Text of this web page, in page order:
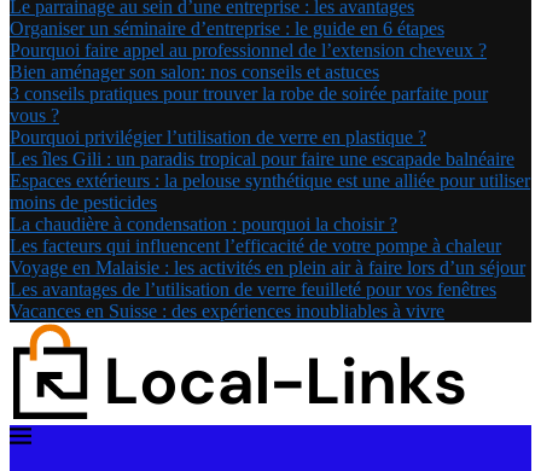
Le parrainage au sein d’une entreprise : les avantages
Organiser un séminaire d’entreprise : le guide en 6 étapes
Pourquoi faire appel au professionnel de l’extension cheveux ?
Bien aménager son salon: nos conseils et astuces
3 conseils pratiques pour trouver la robe de soirée parfaite pour
vous ?
Pourquoi privilégier l’utilisation de verre en plastique ?
Les îles Gili : un paradis tropical pour faire une escapade balnéaire
Espaces extérieurs : la pelouse synthétique est une alliée pour utiliser
moins de pesticides
La chaudière à condensation : pourquoi la choisir ?
Les facteurs qui influencent l’efficacité de votre pompe à chaleur
Voyage en Malaisie : les activités en plein air à faire lors d’un séjour
Les avantages de l’utilisation de verre feuilleté pour vos fenêtres
Vacances en Suisse : des expériences inoubliables à vivre